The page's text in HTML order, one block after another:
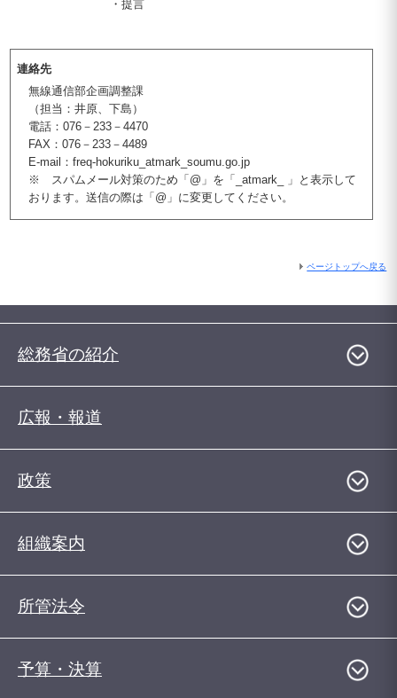
・提言
連絡先
無線通信部企画調整課
（担当：井原、下島）
電話：076－233－4470
FAX：076－233－4489
E-mail：freq-hokuriku_atmark_soumu.go.jp
※ スパムメール対策のため「@」を「_atmark_ 」と表示して
おります。送信の際は「@」に変更してください。
ページトップへ戻る
総務省の紹介
広報・報道
政策
組織案内
所管法令
予算・決算